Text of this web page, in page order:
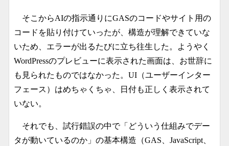
そこからAIの指示通りにGASのコードやサイト用の
コードを貼り付けていったが、構造が理解できていな
いため、エラーが出るたびに立ち往生した。ようやく
WordPressのプレビューに表示された画面は、お世辞に
も見られたものではなかった。UI（ユーザーインター
フェース）はめちゃくちゃ、日付も正しく表示されて
いない。
それでも、試行錯誤の中で「どういう仕組みでデー
タが動いているのか」の基本構造（GAS、JavaScript、